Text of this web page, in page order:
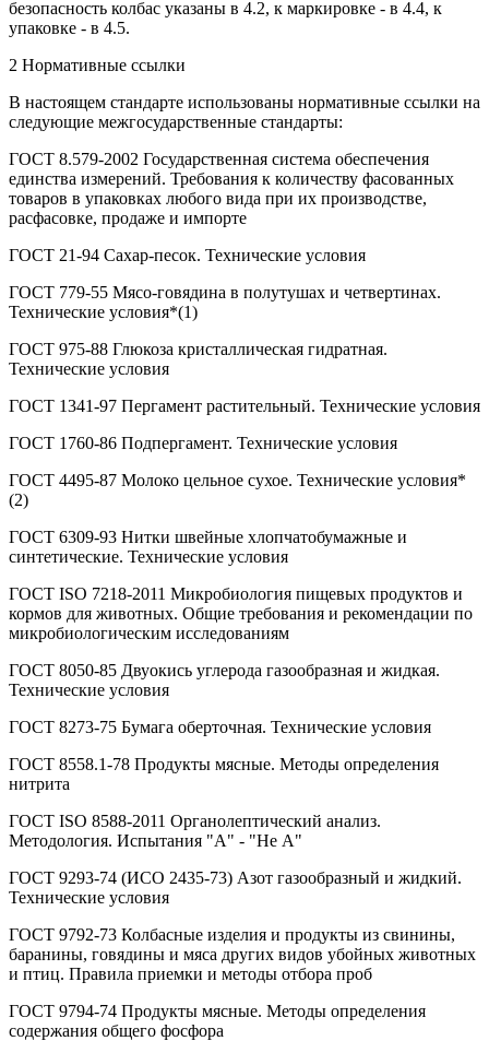
безопасность колбас указаны в 4.2, к маркировке - в 4.4, к
упаковке - в 4.5.
2 Нормативные ссылки
В настоящем стандарте использованы нормативные ссылки на
следующие межгосударственные стандарты:
ГОСТ 8.579-2002 Государственная система обеспечения
единства измерений. Требования к количеству фасованных
товаров в упаковках любого вида при их производстве,
расфасовке, продаже и импорте
ГОСТ 21-94 Сахар-песок. Технические условия
ГОСТ 779-55 Мясо-говядина в полутушах и четвертинах.
Технические условия*(1)
ГОСТ 975-88 Глюкоза кристаллическая гидратная.
Технические условия
ГОСТ 1341-97 Пергамент растительный. Технические условия
ГОСТ 1760-86 Подпергамент. Технические условия
ГОСТ 4495-87 Молоко цельное сухое. Технические условия*
(2)
ГОСТ 6309-93 Нитки швейные хлопчатобумажные и
синтетические. Технические условия
ГОСТ ISO 7218-2011 Микробиология пищевых продуктов и
кормов для животных. Общие требования и рекомендации по
микробиологическим исследованиям
ГОСТ 8050-85 Двуокись углерода газообразная и жидкая.
Технические условия
ГОСТ 8273-75 Бумага оберточная. Технические условия
ГОСТ 8558.1-78 Продукты мясные. Методы определения
нитрита
ГОСТ ISO 8588-2011 Органолептический анализ.
Методология. Испытания "А" - "Не А"
ГОСТ 9293-74 (ИСО 2435-73) Азот газообразный и жидкий.
Технические условия
ГОСТ 9792-73 Колбасные изделия и продукты из свинины,
баранины, говядины и мяса других видов убойных животных
и птиц. Правила приемки и методы отбора проб
ГОСТ 9794-74 Продукты мясные. Методы определения
содержания общего фосфора